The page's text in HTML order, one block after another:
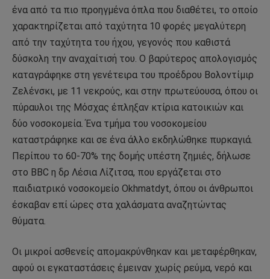
ένα από τα πιο προηγμένα όπλα που διαθέτει, το οποίο
χαρακτηρίζεται από ταχύτητα 10 φορές μεγαλύτερη
από την ταχύτητα του ήχου, γεγονός που καθιστά
δύσκολη την αναχαίτισή του. Ο βαρύτερος απολογισμός
καταγράφηκε στη γενέτειρα του προέδρου Βολοντίμιρ
Ζελένσκι, με 11 νεκρούς, και στην πρωτεύουσα, όπου οι
πύραυλοι της Μόσχας έπληξαν κτίρια κατοικιών και
δύο νοσοκομεία. Ένα τμήμα του νοσοκομείου
καταστράφηκε και σε ένα άλλο εκδηλώθηκε πυρκαγιά.
Περίπου το 60-70% της δομής υπέστη ζημιές, δήλωσε
στο BBC η δρ Λέσια Λίζιτσα, που εργάζεται στο
παιδιατρικό νοσοκομείο Okhmatdyt, όπου οι άνθρωποι
έσκαβαν επί ώρες στα χαλάσματα αναζητώντας
θύματα.
Οι μικροί ασθενείς απομακρύνθηκαν και μεταφέρθηκαν,
αφού οι εγκαταστάσεις έμειναν χωρίς ρεύμα, νερό και